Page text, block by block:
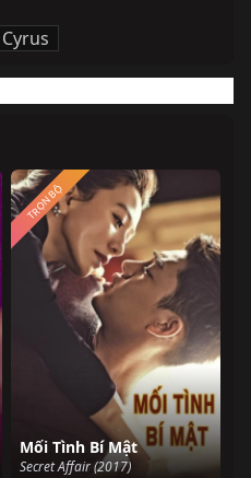
Cyrus
Mối Tình Bí Mật
Secret Affair (2017)
TRỌN BỘ